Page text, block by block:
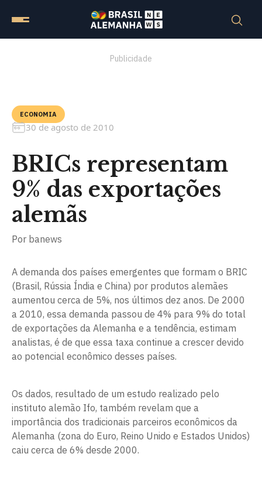
Publicidade
ECONOMIA
30 de agosto de 2010
BRICs representam
9% das exportações
alemãs
Por banews
A demanda dos países emergentes que formam o BRIC
(Brasil, Rússia Índia e China) por produtos alemães
aumentou cerca de 5%, nos últimos dez anos. De 2000
a 2010, essa demanda passou de 4% para 9% do total
de exportações da Alemanha e a tendência, estimam
analistas, é de que essa taxa continue a crescer devido
ao potencial econômico desses países.
Os dados, resultado de um estudo realizado pelo
instituto alemão Ifo, também revelam que a
importância dos tradicionais parceiros econômicos da
Alemanha (zona do Euro, Reino Unido e Estados Unidos)
caiu cerca de 6% desde 2000.